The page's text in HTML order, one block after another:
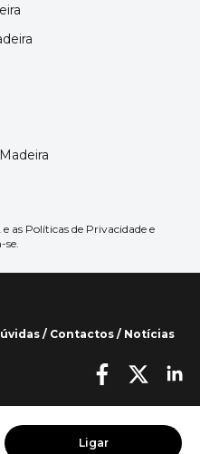
as Políticas de Privacidade e
Ligar
/ Contactos / Notícias